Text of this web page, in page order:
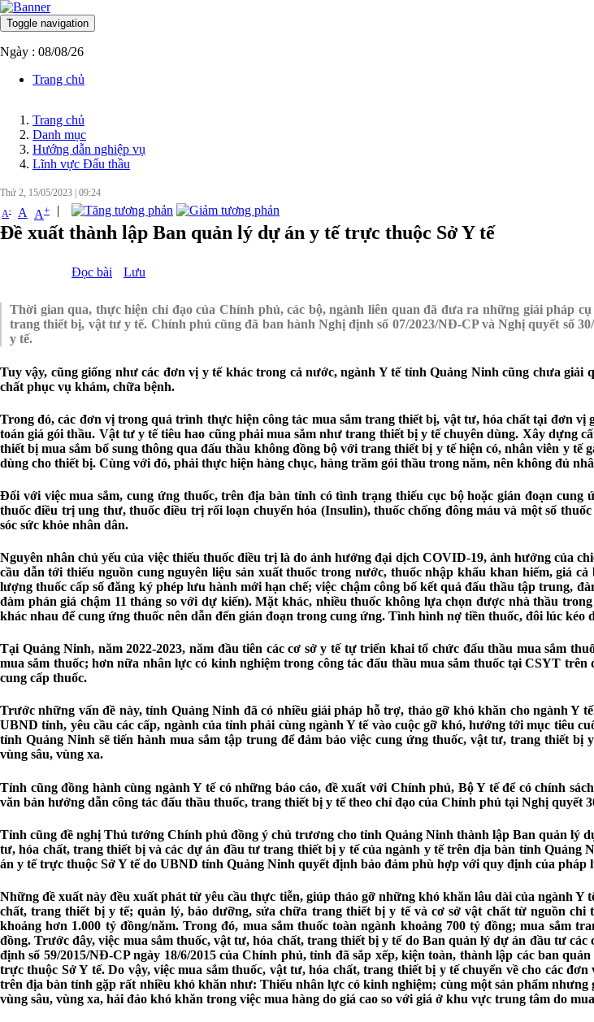
Toggle navigation
Ngày : 08/08/26
Trang chủ
Trang chủ
Danh mục
Hướng dẫn nghiệp vụ
Lĩnh vực Đấu thầu
Thứ 2, 15/05/2023 09:24
A- A A+ |
Đề xuất thành lập Ban quản lý dự án y tế trực thuộc Sở Y tế
Đọc bài Lưu
Thời gian qua, thực hiện chỉ đạo của Chính phủ, các bộ, ngành liên quan đã đưa ra những giải pháp
trang thiết bị, vật tư y tế. Chính phủ cũng đã ban hành Nghị định số 07/2023/NÐ-CP và Nghị quyết số
y tế.
Tuy vậy, cũng giống như các đơn vị y tế khác trong cả nước, ngành Y tế tỉnh Quảng Ninh cũng chưa
chất phục vụ khám, chữa bệnh.
Trong đó, các đơn vị trong quá trình thực hiện công tác mua sắm trang thiết bị, vật tư, hóa chất tại đơn
toán giá gói thầu. Vật tư y tế tiêu hao cũng phải mua sắm như trang thiết bị y tế chuyên dùng. Xây
thiết bị mua sắm bổ sung thông qua đấu thầu không đồng bộ với trang thiết bị y tế hiện có, nhân viên y
dùng cho thiết bị. Cùng với đó, phải thực hiện hàng chục, hàng trăm gói thầu trong năm, nên không đủ
Đối với việc mua sắm, cung ứng thuốc, trên địa bàn tỉnh có tình trạng thiếu cục bộ hoặc gián đoạn
thuốc điều trị ung thư, thuốc điều trị rối loạn chuyển hóa (Insulin), thuốc chống đông máu và một số
sóc sức khỏe nhân dân.
Nguyên nhân chủ yếu của việc thiếu thuốc điều trị là do ảnh hưởng đại dịch COVID-19, ảnh hưởng của
cầu dẫn tới thiếu nguồn cung nguyên liệu sản xuất thuốc trong nước, thuốc nhập khẩu khan hiếm, giá
lượng thuốc cấp số đăng ký phép lưu hành mới hạn chế; việc chậm công bố kết quả đấu thầu tập trung,
đàm phán giá chậm 11 tháng so với dự kiến). Mặt khác, nhiều thuốc không lựa chọn được nhà thầu
khác nhau để cung ứng thuốc nên dẫn đến gián đoạn trong cung ứng. Tình hình nợ tiền thuốc, đôi lúc
Tại Quảng Ninh, năm 2022-2023, năm đầu tiên các cơ sở y tế tự triển khai tổ chức đấu thầu mua sắm
mua sắm thuốc; hơn nữa nhân lực có kinh nghiệm trong công tác đấu thầu mua sắm thuốc tại CSYT
cung cấp thuốc.
Trước những vấn đề này, tỉnh Quảng Ninh đã có nhiều giải pháp hỗ trợ, tháo gỡ khó khăn cho ngành Y
UBND tỉnh, yêu cầu các cấp, ngành của tỉnh phải cùng ngành Y tế vào cuộc gỡ khó, hướng tới mục tiêu
tỉnh Quảng Ninh sẽ tiến hành mua sắm tập trung để đảm bảo việc cung ứng thuốc, vật tư, trang thiết
vùng sâu, vùng xa.
Tỉnh cũng đồng hành cùng ngành Y tế có những báo cáo, đề xuất với Chính phủ, Bộ Y tế để có chính
văn bản hướng dẫn công tác đấu thầu thuốc, trang thiết bị y tế theo chỉ đạo của Chính phủ tại Nghị quyết
Tỉnh cũng đề nghị Thủ tướng Chính phủ đồng ý chủ trương cho tỉnh Quảng Ninh thành lập Ban quản lý
tư, hóa chất, trang thiết bị và các dự án đầu tư trang thiết bị y tế của ngành y tế trên địa bàn tỉnh
án y tế trực thuộc Sở Y tế do UBND tỉnh Quảng Ninh quyết định bảo đảm phù hợp với quy định của
Những đề xuất này đều xuất phát từ yêu cầu thực tiễn, giúp tháo gỡ những khó khăn lâu dài của ngành
chất, trang thiết bị y tế; quản lý, bảo dưỡng, sửa chữa trang thiết bị y tế và cơ sở vật chất từ nguồn
khoảng hơn 1.000 tỷ đồng/năm. Trong đó, mua sắm thuốc toàn ngành khoảng 700 tỷ đồng; mua sắm
đồng. Trước đây, việc mua sắm thuốc, vật tư, hóa chất, trang thiết bị y tế do Ban quản lý dự án đầu tư
định số 59/2015/NĐ-CP ngày 18/6/2015 của Chính phủ, tỉnh đã sắp xếp, kiện toàn, thành lập các ban
trực thuộc Sở Y tế. Do vậy, việc mua sắm thuốc, vật tư, hóa chất, trang thiết bị y tế chuyển về cho các
trên địa bàn tỉnh gặp rất nhiều khó khăn như: Thiếu nhân lực có kinh nghiệm; cùng một sản phẩm
vùng sâu, vùng xa, hải đảo khó khăn trong việc mua hàng do giá cao so với giá ở khu vực trung tâm do